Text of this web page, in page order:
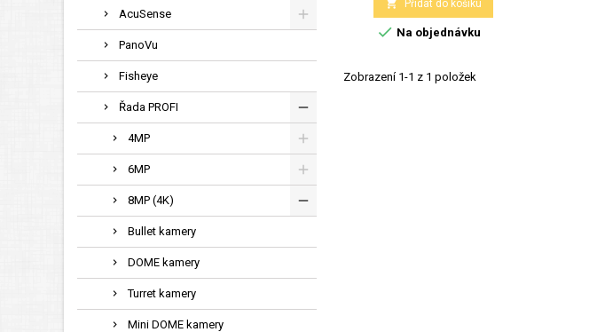
AcuSense
PanoVu
Fisheye
Řada PROFI
4MP
6MP
8MP (4K)
Bullet kamery
DOME kamery
Turret kamery
Mini DOME kamery
 Přidat do košíku
 Na objednávku
Zobrazení 1-1 z 1 položek